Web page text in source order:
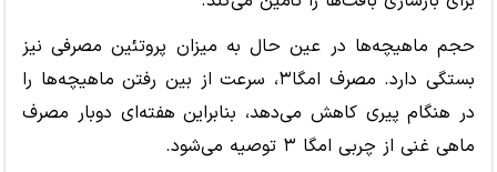
حجم ماهیچه‌ها در عین حال به میزان پروتئین مصرفی نیز
بستگی دارد. مصرف امگا۳، سرعت از بین رفتن ماهیچه‌ها را
در هنگام پیری کاهش می‌دهد، بنابراین هفته‌ای دوبار مصرف
ماهی غنی از چربی امگا ۳ توصیه می‌شود.